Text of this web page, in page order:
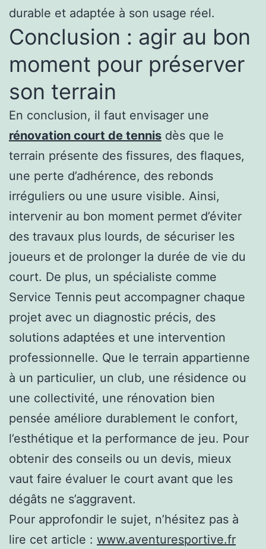
durable et adaptée à son usage réel.
Conclusion : agir au bon
moment pour préserver
son terrain
En conclusion, il faut envisager une
rénovation court de tennis dès que le
terrain présente des fissures, des flaques,
une perte d’adhérence, des rebonds
irréguliers ou une usure visible. Ainsi,
intervenir au bon moment permet d’éviter
des travaux plus lourds, de sécuriser les
joueurs et de prolonger la durée de vie du
court. De plus, un spécialiste comme
Service Tennis peut accompagner chaque
projet avec un diagnostic précis, des
solutions adaptées et une intervention
professionnelle. Que le terrain appartienne
à un particulier, un club, une résidence ou
une collectivité, une rénovation bien
pensée améliore durablement le confort,
l’esthétique et la performance de jeu. Pour
obtenir des conseils ou un devis, mieux
vaut faire évaluer le court avant que les
dégâts ne s’aggravent.
Pour approfondir le sujet, n’hésitez pas à
lire cet article : www.aventuresportive.fr